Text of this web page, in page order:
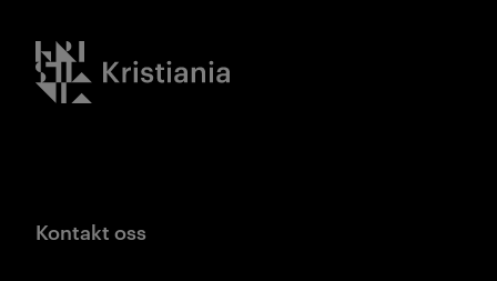
Kristiania logo
Kontakt oss